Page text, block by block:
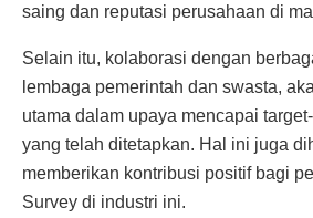
saing dan reputasi perusahaan di
Selain itu, kolaborasi dengan
lembaga pemerintah dan swasta,
utama dalam upaya mencapai
yang telah ditetapkan. Hal ini juga
memberikan kontribusi positif bagi
Survey di industri ini.